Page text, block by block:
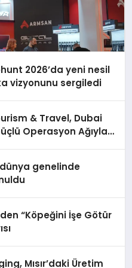
2026’da yeni nesil
vizyonunu sergiledi
& Travel, Dubai
Operasyon Ağıyla
genelinde
“Köpeğini İşe Götür
Mısır’daki Üretim